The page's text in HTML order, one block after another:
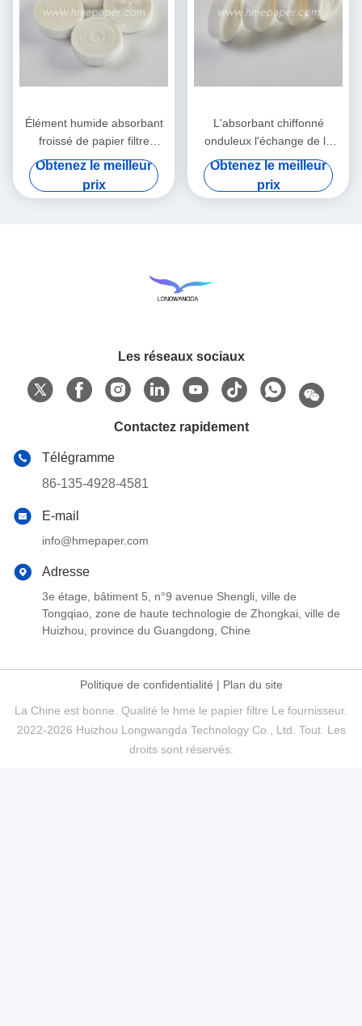
Élément humide absorbant
froissé de papier filtre
d'échangeur de la chaleur et
Obtenez le meilleur
prix
L'absorbant chiffonné
onduleux l'échange de la
chaleur et d'humidité de
Obtenez le meilleur
prix
Les réseaux sociaux
Contactez rapidement
Télégramme
86-135-4928-4581
E-mail
info@hmepaper.com
Adresse
3e étage, bâtiment 5, n°9 avenue Shengli, ville de
Tongqiao, zone de haute technologie de Zhongkai, ville de
Huizhou, province du Guangdong, Chine
Politique de confidentialité | Plan du site
La Chine est bonne. Qualité le hme le papier filtre Le fournisseur.
2022-2026 Huizhou Longwangda Technology Co., Ltd. Tout. Les
droits sont réservés.